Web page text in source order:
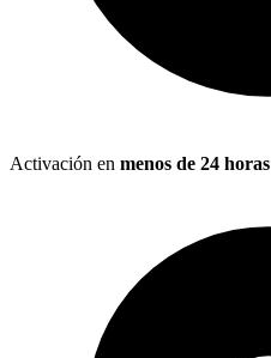
Activación en menos de 24 horas